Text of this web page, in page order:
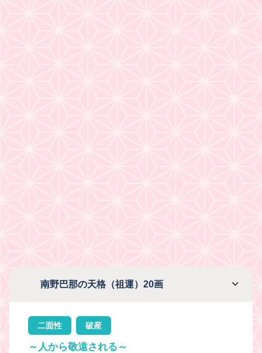
南野巴那の天格（祖運）20画
二面性 破産
～人から敬遠される～